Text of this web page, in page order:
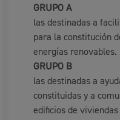
GRUPO A
las destinadas a
para la constitución
energías renovables.
GRUPO B
las destinadas a
constituidas y a
edificios de viviendas